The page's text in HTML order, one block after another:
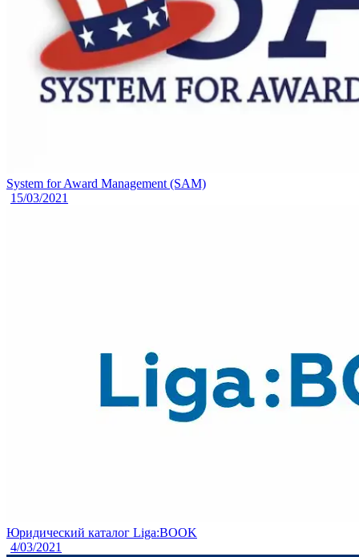
System for Award Management (SAM)
15/03/2021
Юридический каталог Liga:BOOK
4/03/2021